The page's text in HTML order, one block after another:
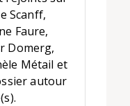
Scanff,
Faure,
Domerg,
Métail et
autour